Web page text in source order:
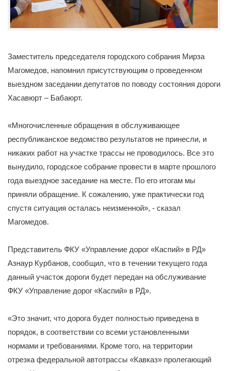
Заместитель председателя городского собрания Мирза
Магомедов, напомнил присутствующим о проведенном
выездном заседании депутатов по поводу состояния дороги
Хасавюрт – Бабаюрт.
«Многочисленные обращения в обслуживающее
республиканское ведомство результатов не принесли, и
никаких работ на участке трассы не проводилось. Все это
вынудило, городское собрание провести в марте прошлого
года выездное заседание на месте. По его итогам мы
приняли обращение. К сожалению, уже практически год
спустя ситуация осталась неизменной», - сказал
Магомедов.
Представитель ФКУ «Управление дорог «Каспий» в РД»
Азнаур Курбанов, сообщил, что в течении текущего года
данный участок дороги будет передан на обслуживание
ФКУ «Управление дорог «Каспий» в РД».
«Это значит, что дорога будет полностью приведена в
порядок, в соответствии со всеми установленными
нормами и требованиями. Кроме того, на территории
отрезка федеральной автотрассы «Кавказ» пролегающий